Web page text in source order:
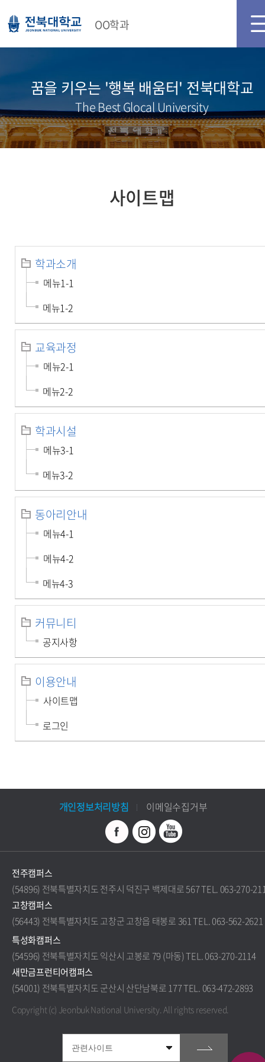
OO학과
꿈을 키우는 '행복 배움터' 전북대학교
The Best Glocal University
사이트맵
학과소개
메뉴1-1
메뉴1-2
교육과정
메뉴2-1
메뉴2-2
학과시설
메뉴3-1
메뉴3-2
동아리안내
메뉴4-1
메뉴4-2
메뉴4-3
커뮤니티
공지사항
이용안내
사이트맵
로그인
개인정보처리방침 이메일수집거부
전주캠퍼스
(54896) 전북특별자치도 전주시 덕진구 백제대로 567 TEL. 063-270-
고창캠퍼스
(56443) 전북특별자치도 고창군 고창읍 태봉로 361 TEL. 063-562-2621
특성화캠퍼스
(54596) 전북특별자치도 익산시 고봉로 79 (마동) TEL. 063-270-2114
새만금프런티어캠퍼스
(54001) 전북특별자치도 군산시 산단남북로 177 TEL. 063-472-2893
Copyright (c) Jeonbuk National University.All rights reserved.